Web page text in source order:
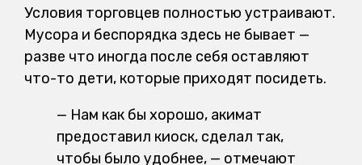
Условия торговцев полностью устраивают.
Мусора и беспорядка здесь не бывает —
разве что иногда после себя оставляют
что-то дети, которые приходят посидеть.
— Нам как бы хорошо, акимат
предоставил киоск, сделал так,
чтобы было удобнее, — отмечают